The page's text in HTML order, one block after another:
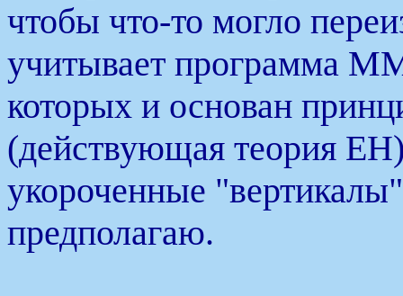
чтобы что-то могло
учитывает программа
которых и основан
(действующая теория
укороченные
предполагаю.